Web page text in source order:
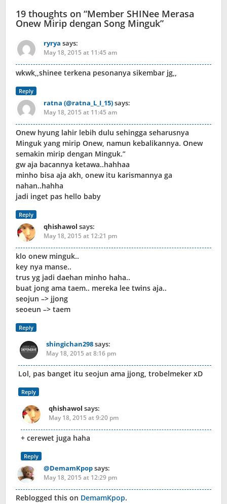
19 thoughts on “Member SHINee Merasa
Onew Mirip dengan Song Minguk”
ryrya says:
May 18, 2015 at 11:45 am
wkwk,,shinee terkena pesonanya sikembar jg,,
Reply
ratna (@ratna_L_I_15)says:
May 18, 2015 at 11:45 am
Onew hyung lahir lebih dulu sehingga seharusnya
Minguk yang mirip Onew, namun kebalikannya. Onew
semakin mirip dengan Minguk.”
gw aja bacannya ketawa..hahhaa
minho bisa aja akh, onew itu karismannya ga
nahan..hahha
jadi inget pas hello baby
Reply
qhishawol says:
May 18, 2015 at 12:21 pm
klo onew minguk..
key nya manse..
trus yg jadi daehan minho haha..
buat jong ama taem.. mereka lee twins aja..
seojun –> jjong
seoeun –> taem
Reply
shingichan298says:
May 18, 2015 at 8:16 pm
Lol, pas banget itu seojun ama jjong, trobelmeker xD
Reply
qhishawol says:
May 18, 2015 at 9:20 pm
+ cerewet juga haha
Reply
@DemamKpopsays:
May 18, 2015 at 12:29 pm
Reblogged this on DemamKpop.